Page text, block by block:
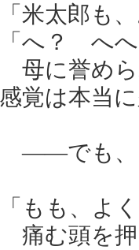
「米太郎も
「へ？ へ
母に誉めら
感覚は本当
――でも、
「もも、よ
痛む頭を押